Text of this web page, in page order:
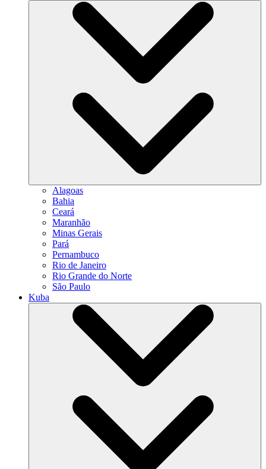
Alagoas
Bahia
Ceará
Maranhão
Minas Gerais
Pará
Pernambuco
Rio de Janeiro
Rio Grande do Norte
São Paulo
Kuba